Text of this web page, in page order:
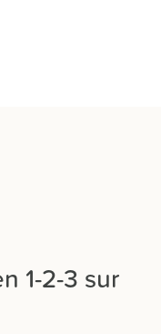
1-2-3 sur